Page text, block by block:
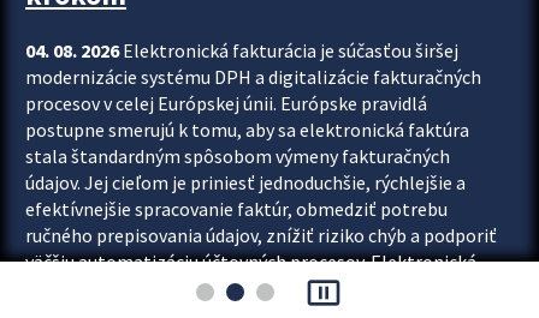
04. 08. 2026Elektronická fakturácia je súčasťou širšej
modernizácie systému DPH a digitalizácie fakturačných
procesov v celej Európskej únii. Európske pravidlá
postupne smerujú k tomu, aby sa elektronická faktúra
stala štandardným spôsobom výmeny fakturačných
údajov. Jej cieľom je priniesť jednoduchšie, rýchlejšie a
efektívnejšie spracovanie faktúr, obmedziť potrebu
ručného prepisovania údajov, znížiť riziko chýb a podporiť
väčšiu automatizáciu účtovných procesov. Elektronická
fakturácia preto nepredstavuje...
pause_presentation